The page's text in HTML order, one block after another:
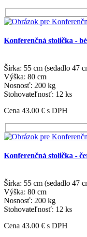
Konferenčná stolička -
Šírka: 55 cm (sedadlo 47
Výška: 80 cm
Nosnosť: 200 kg
Stohovateľnosť: 12 ks
Cena 43.00 € s DPH
Konferenčná stolička -
Šírka: 55 cm (sedadlo 47
Výška: 80 cm
Nosnosť: 200 kg
Stohovateľnosť: 12 ks
Cena 43.00 € s DPH